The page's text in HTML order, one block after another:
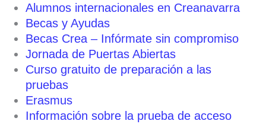
Alumnos internacionales en Creanavarra
Becas y Ayudas
Becas Crea – Infórmate sin compromiso
Jornada de Puertas Abiertas
Curso gratuito de preparación a las
pruebas
Erasmus
Información sobre la prueba de acceso